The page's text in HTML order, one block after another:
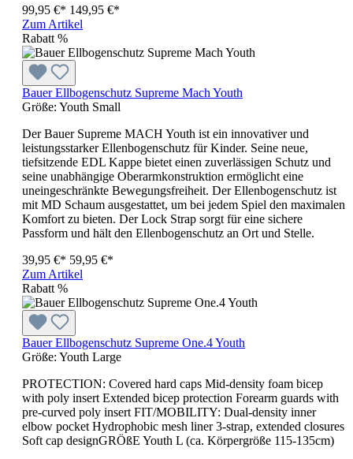
99,95 €* 149,95 €*
Zum Artikel
Rabatt %
Bauer Ellbogenschutz Supreme Mach Youth
Größe: Youth Small
Der Bauer Supreme MACH Youth ist ein innovativer und
leistungsstarker Ellenbogenschutz für Kinder. Seine neue,
tiefsitzende EDL Kappe bietet einen zuverlässigen Schutz und
seine unabhängige Oberarmkonstruktion ermöglicht eine
uneingeschränkte Bewegungsfreiheit. Der Ellenbogenschutz ist
mit MD Schaum ausgestattet, um bei jedem Spiel den maximalen
Komfort zu bieten. Der Lock Strap sorgt für eine sichere
Passform und hält den Ellenbogenschutz an Ort und Stelle.
39,95 €* 59,95 €*
Zum Artikel
Rabatt %
Bauer Ellbogenschutz Supreme One.4 Youth
Größe: Youth Large
PROTECTION: Covered hard caps Mid-density foam bicep
with poly insert Extended bicep protection Forearm guards with
pre-curved poly insert FIT/MOBILITY: Dual-density inner
elbow pocket Hydrophobic mesh liner 3-strap, extended closures
Soft cap designGRÖßE Youth L (ca. Körpergröße 115-135cm)